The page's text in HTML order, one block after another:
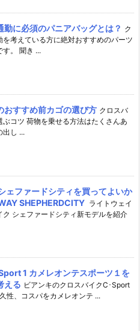
勤に必須のパニアバッグとは？ ク
を考えている方に絶対おすすめのパーツ
す。 聞き ...
おすすめ前カゴの選び方 クロスバ
ぶコツ 荷物を乗せる方法はたくさんあ
出し ...
ェファードシティを買ってよいか
SHEPHERDCITY ライトウェイ
ク シェファードシティ新モデルを紹介
1 カメレオンテスポーツ１を
える ビアンキのクロスバイクC･Sport
性、コスパをカメレオンテ ...